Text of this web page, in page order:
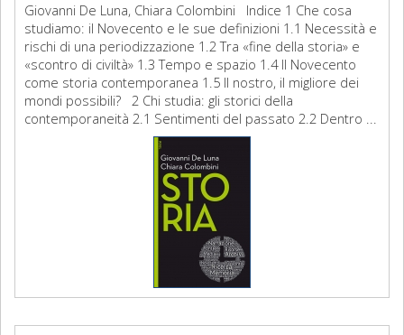
Giovanni De Luna, Chiara Colombini Indice 1 Che cosa
studiamo: il Novecento e le sue definizioni 1.1 Necessità e
rischi di una periodizzazione 1.2 Tra «fine della storia» e
«scontro di civiltà» 1.3 Tempo e spazio 1.4 Il Novecento
come storia contemporanea 1.5 Il nostro, il migliore dei
mondi possibili? 2 Chi studia: gli storici della
contemporaneità 2.1 Sentimenti del passato 2.2 Dentro ...